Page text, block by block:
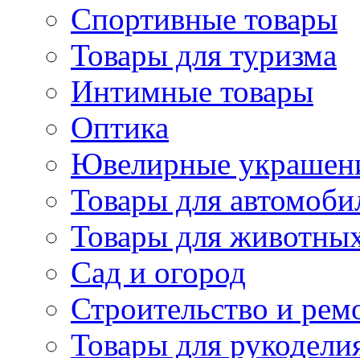
Спортивные товары
Товары для туризма
Интимные товары
Оптика
Ювелирные
Товары для
Товары для
Сад и огород
Строительство и
Товары для